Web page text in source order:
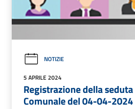
NOTIZIE
5 APRILE 2024
Registrazione della
Comunale del 04-04-2024